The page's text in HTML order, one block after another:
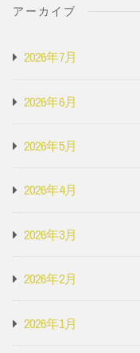
アーカイブ
2026年7月
2026年6月
2026年5月
2026年4月
2026年3月
2026年2月
2026年1月